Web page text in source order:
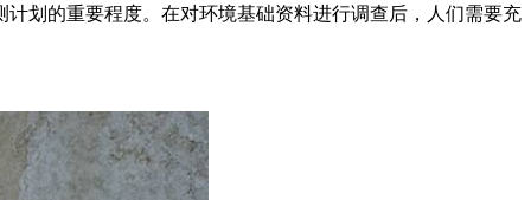
划的重要程度。在对环境基础资料进行调查后，人们需要充